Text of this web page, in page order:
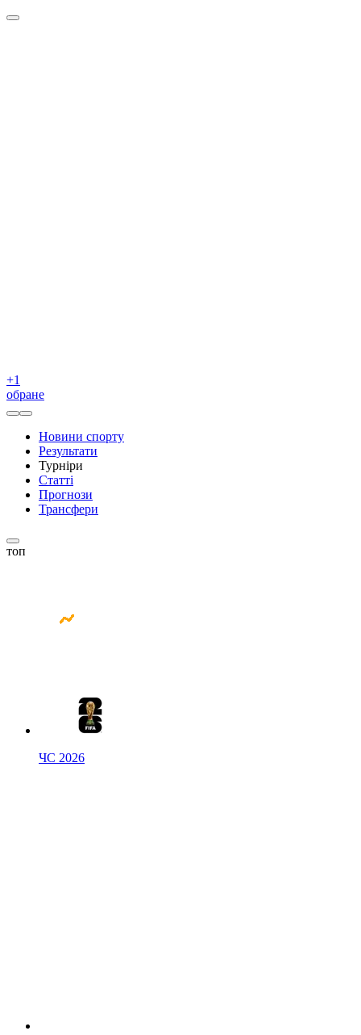
+1
обране
Новини спорту
Результати
Турніри
Статті
Прогнози
Трансфери
топ
ЧС 2026